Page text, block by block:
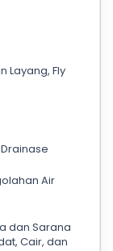
Layang, Fly
Air
dan Sarana
Cair, dan